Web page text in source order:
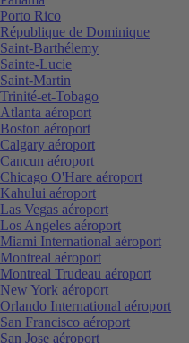
Porto Rico
République de Dominique
Saint-Barthélemy
Sainte-Lucie
Saint-Martin
Trinité-et-Tobago
Atlanta aéroport
Boston aéroport
Calgary aéroport
Cancun aéroport
Chicago O'Hare aéroport
Kahului aéroport
Las Vegas aéroport
Los Angeles aéroport
Miami International aéroport
Montreal aéroport
Montreal Trudeau aéroport
New York aéroport
Orlando International aéroport
San Francisco aéroport
San Jose aéroport